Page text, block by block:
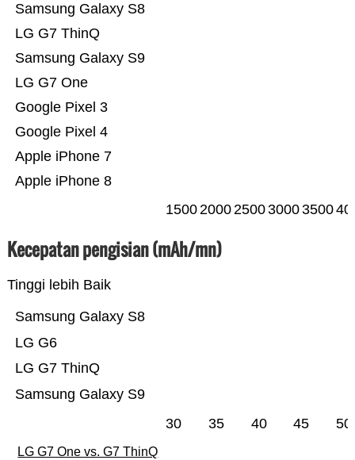
Apple iPhone 8
Apple iPhone 7
Google Pixel 4
Google Pixel 3
LG G7 One
Samsung Galaxy S9
LG G7 ThinQ
Samsung Galaxy S8
15002000250030003500
Kecepatan pengisian (mAh/mn)
Tinggi lebih Baik
Samsung Galaxy S9
LG G7 ThinQ
LG G6
Samsung Galaxy S8
30 35 40 45 50
LG G7 One vs. G7 ThinQ